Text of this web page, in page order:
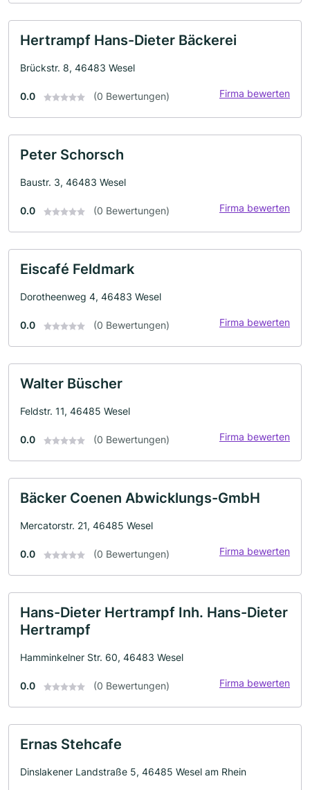
Hertrampf Hans-Dieter Bäckerei
Brückstr. 8, 46483 Wesel
0.0 (0 Bewertungen) Firma bewerten
Peter Schorsch
Baustr. 3, 46483 Wesel
0.0 (0 Bewertungen) Firma bewerten
Eiscafé Feldmark
Dorotheenweg 4, 46483 Wesel
0.0 (0 Bewertungen) Firma bewerten
Walter Büscher
Feldstr. 11, 46485 Wesel
0.0 (0 Bewertungen) Firma bewerten
Bäcker Coenen Abwicklungs-GmbH
Mercatorstr. 21, 46485 Wesel
0.0 (0 Bewertungen) Firma bewerten
Hans-Dieter Hertrampf Inh. Hans-Dieter
Hertrampf
Hamminkelner Str. 60, 46483 Wesel
0.0 (0 Bewertungen) Firma bewerten
Ernas Stehcafe
Dinslakener Landstraße 5, 46485 Wesel am Rhein